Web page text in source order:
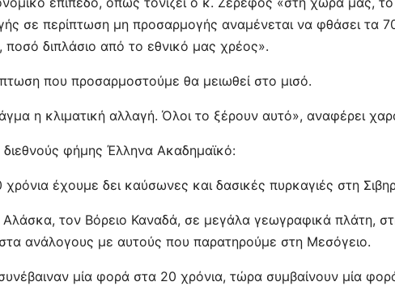
σε περίπτωση μη προσαρμογής αναμένεται να φθάσει τα
ποσό διπλάσιο από το εθνικό μας χρέος».
που προσαρμοστούμε θα μειωθεί στο μισό.
η κλιματική αλλαγή. Όλοι το ξέρουν αυτό», αναφέρει
φήμης Έλληνα Ακαδημαϊκό:
χρόνια έχουμε δει καύσωνες και δασικές πυρκαγιές στη
τον Βόρειο Καναδά, σε μεγάλα γεωγραφικά πλάτη,
ανάλογους με αυτούς που παρατηρούμε στη Μεσόγειο.
μία φορά στα 20 χρόνια, τώρα συμβαίνουν μία